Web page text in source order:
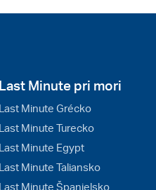
Last Minute pri mori
Last Minute Grécko
Last Minute Turecko
Last Minute Egypt
Last Minute Taliansko
Last Minute Španielsko